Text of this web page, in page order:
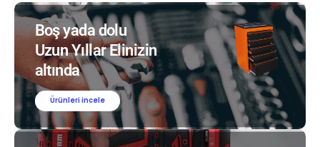
Boş yada dolu
Uzun Yıllar Elinizin
altında
Ürünleri incele